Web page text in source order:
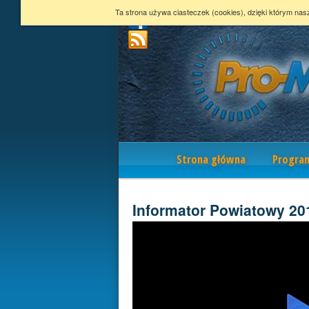
Strona główna
Informator Powiatowy
Ta strona używa ciasteczek (cookies), dzięki którym